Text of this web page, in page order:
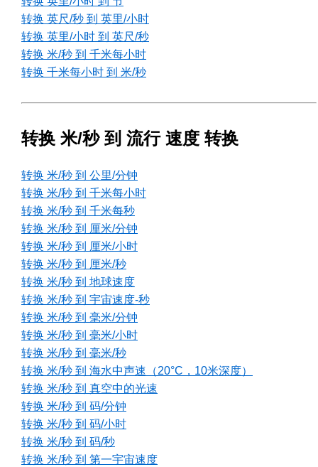
转换 英尺/秒 到 英里/小时
转换 英里/小时 到 英尺/秒
转换 米/秒 到 千米每小时
转换 千米每小时 到 米/秒
转换 米/秒 到 流行 速度 转换
转换 米/秒 到 公里/分钟
转换 米/秒 到 千米每小时
转换 米/秒 到 千米每秒
转换 米/秒 到 厘米/分钟
转换 米/秒 到 厘米/小时
转换 米/秒 到 厘米/秒
转换 米/秒 到 地球速度
转换 米/秒 到 宇宙速度-秒
转换 米/秒 到 毫米/分钟
转换 米/秒 到 毫米/小时
转换 米/秒 到 毫米/秒
转换 米/秒 到 海水中声速（20°C，10米深度）
转换 米/秒 到 真空中的光速
转换 米/秒 到 码/分钟
转换 米/秒 到 码/小时
转换 米/秒 到 码/秒
转换 米/秒 到 第一宇宙速度